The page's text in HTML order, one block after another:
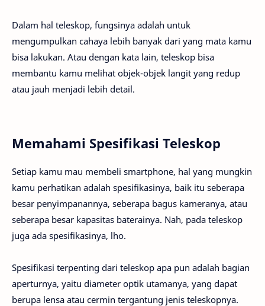
Dalam hal teleskop, fungsinya adalah untuk
mengumpulkan cahaya lebih banyak dari yang mata kamu
bisa lakukan. Atau dengan kata lain, teleskop bisa
membantu kamu melihat objek-objek langit yang redup
atau jauh menjadi lebih detail.
Memahami Spesifikasi Teleskop
Setiap kamu mau membeli smartphone, hal yang mungkin
kamu perhatikan adalah spesifikasinya, baik itu seberapa
besar penyimpanannya, seberapa bagus kameranya, atau
seberapa besar kapasitas baterainya. Nah, pada teleskop
juga ada spesifikasinya, lho.
Spesifikasi terpenting dari teleskop apa pun adalah bagian
aperturnya, yaitu diameter optik utamanya, yang dapat
berupa lensa atau cermin tergantung jenis teleskopnya.